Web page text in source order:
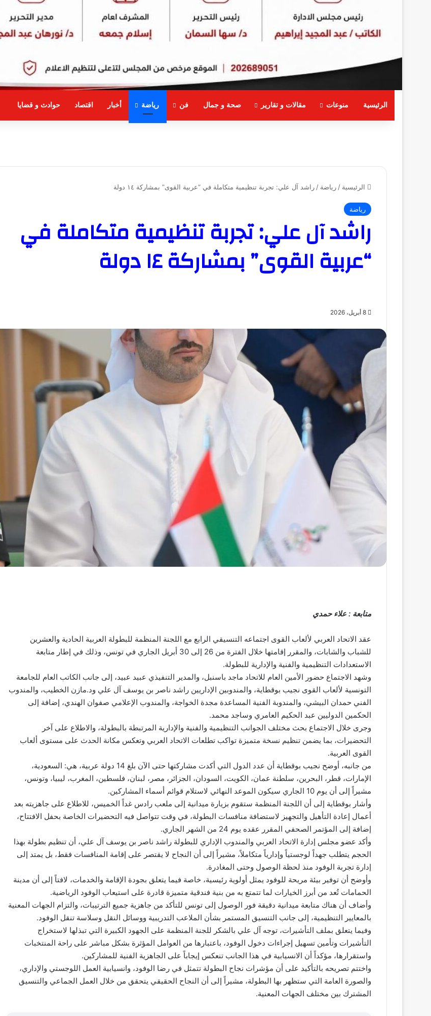
الرئيسية منوعات مقالات و تقارير صحة و جمال فن رياضة أخبار اقتصاد حوادث و قضايا
الرئيسية /رياضة /راشد آل علي: تجربة تنظيمية متكاملة في “عربية القوى” بمشاركة ١٤ دولة
رياضة
راشد آل علي: تجربة تنظيمية متكاملة في
“عربية القوى” بمشاركة ١٤ دولة
8 أبريل، 2026
متابعة : علاء حمدي
عقد الاتحاد العربي لألعاب القوى اجتماعه التنسيقي الرابع مع اللجنة المنظمة للبطولة العربية الحادية والعشرين
للشباب والشابات، والمقرر إقامتها خلال الفترة من 26 إلى 30 أبريل الجاري في تونس، وذلك في إطار متابعة
الاستعدادات التنظيمية والفنية والإدارية للبطولة.
وشهد الاجتماع حضور الأمين العام للاتحاد ماجد باسنبل، والمدير التنفيذي عبيد عبيد، إلى جانب الكاتب العام للجامعة
التونسية لألعاب القوى نجيب بوقطاية، والمندوبين الإداريين راشد ناصر بن يوسف آل علي ود.مازن الخطيب، والمندوب
الفني حمدان البيشي، والمندوبة الفنية المساعدة مجدة الخواجة، والمندوب الإعلامي صفوان الهندي، إضافة إلى
الحكمين الدوليين عبد الحكيم العامري وساجد محمد.
وجرى خلال الاجتماع بحث مختلف الجوانب التنظيمية والفنية والإدارية المرتبطة بالبطولة، والاطلاع على آخر
التحضيرات، بما يضمن تنظيم نسخة متميزة تواكب تطلعات الاتحاد العربي وتعكس مكانة الحدث على مستوى ألعاب
القوى العربية.
من جانبه، أوضح نجيب بوقطاية أن عدد الدول التي أكدت مشاركتها حتى الآن بلغ 14 دولة عربية، هي: السعودية،
الإمارات، قطر، البحرين، سلطنة عمان، الكويت، السودان، الجزائر، مصر، لبنان، فلسطين، المغرب، ليبيا، وتونس،
مشيراً إلى أن يوم 10 الجاري سيكون الموعد النهائي لاستلام قوائم أسماء المشاركين.
وأشار بوقطاية إلى أن اللجنة المنظمة ستقوم بزيارة ميدانية إلى ملعب رادس غداً الخميس، للاطلاع على جاهزيته بعد
أعمال إعادة التأهيل والتجهيز لاستضافة منافسات البطولة، في وقت تتواصل فيه التحضيرات الخاصة بحفل الافتتاح،
إضافة إلى المؤتمر الصحفي المقرر عقده يوم 24 من الشهر الجاري.
وأكد عضو مجلس إدارة الاتحاد العربي والمندوب الإداري للبطولة راشد ناصر بن يوسف آل علي، أن تنظيم بطولة بهذا
الحجم يتطلب جهداً لوجستياً وإدارياً متكاملاً، مشيراً إلى أن النجاح لا يقتصر على إقامة المنافسات فقط، بل يمتد إلى
إدارة تجربة الوفود منذ لحظة الوصول وحتى المغادرة.
وأوضح أن توفير بيئة مريحة للوفود يمثل أولوية رئيسية، خاصة فيما يتعلق بجودة الإقامة والخدمات، لافتاً إلى أن مدينة
الحمامات تُعد من أبرز الخيارات لما تتمتع به من بنية فندقية متميزة قادرة على استيعاب الوفود الرياضية.
وأضاف أن هناك متابعة ميدانية دقيقة فور الوصول إلى تونس للتأكد من جاهزية جميع الترتيبات، والتزام الجهات المعنية
بالمعايير التنظيمية، إلى جانب التنسيق المستمر بشأن الملاعب التدريبية ووسائل النقل وسلاسة تنقل الوفود.
وفيما يتعلق بملف التأشيرات، توجه آل علي بالشكر للجنة المنظمة على الجهود الكبيرة التي تبذلها لاستخراج
التأشيرات وتأمين تسهيل إجراءات دخول الوفود، باعتبارها من العوامل المؤثرة بشكل مباشر على راحة المنتخبات
واستقرارها، مؤكداً أن الانسيابية في هذا الجانب تنعكس إيجاباً على الجاهزية الفنية للمشاركين.
واختتم تصريحه بالتأكيد على أن مؤشرات نجاح البطولة تتمثل في رضا الوفود، وانسيابية العمل اللوجستي والإداري،
والصورة العامة التي ستظهر بها البطولة، مشيراً إلى أن النجاح الحقيقي يتحقق من خلال العمل الجماعي والتنسيق
المشترك بين مختلف الجهات المعنية.